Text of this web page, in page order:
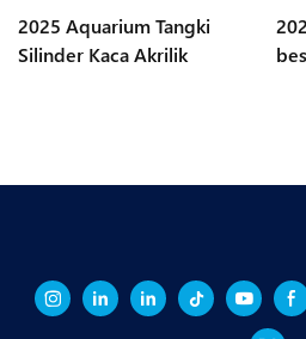
2025 Aquarium Tangki
Silinder Kaca Akrilik